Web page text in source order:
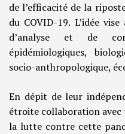
de l’efficacité de la
du COVID-19. L’idée
d’analyse et de
épidémiologiques,
socio-anthropologique,
En dépit de leur
étroite collaboration avec
la lutte contre cette